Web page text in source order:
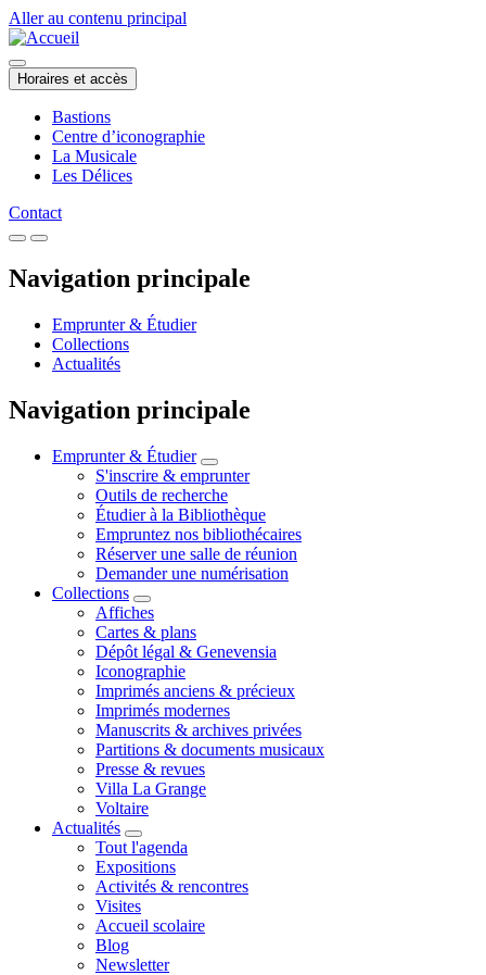
Aller au contenu principal
Horaires et accès
Bastions
Centre d’iconographie
La Musicale
Les Délices
Contact
Navigation principale
Emprunter & Étudier
Collections
Actualités
Navigation principale
Emprunter & Étudier
S'inscrire & emprunter
Outils de recherche
Étudier à la Bibliothèque
Empruntez nos bibliothécaires
Réserver une salle de réunion
Demander une numérisation
Collections
Affiches
Cartes & plans
Dépôt légal & Genevensia
Iconographie
Imprimés anciens & précieux
Imprimés modernes
Manuscrits & archives privées
Partitions & documents musicaux
Presse & revues
Villa La Grange
Voltaire
Actualités
Tout l'agenda
Expositions
Activités & rencontres
Visites
Accueil scolaire
Blog
Newsletter